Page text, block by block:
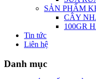
SẢN PHẨM
CÂY
100GR
Tin tức
Liên hệ
Danh mục